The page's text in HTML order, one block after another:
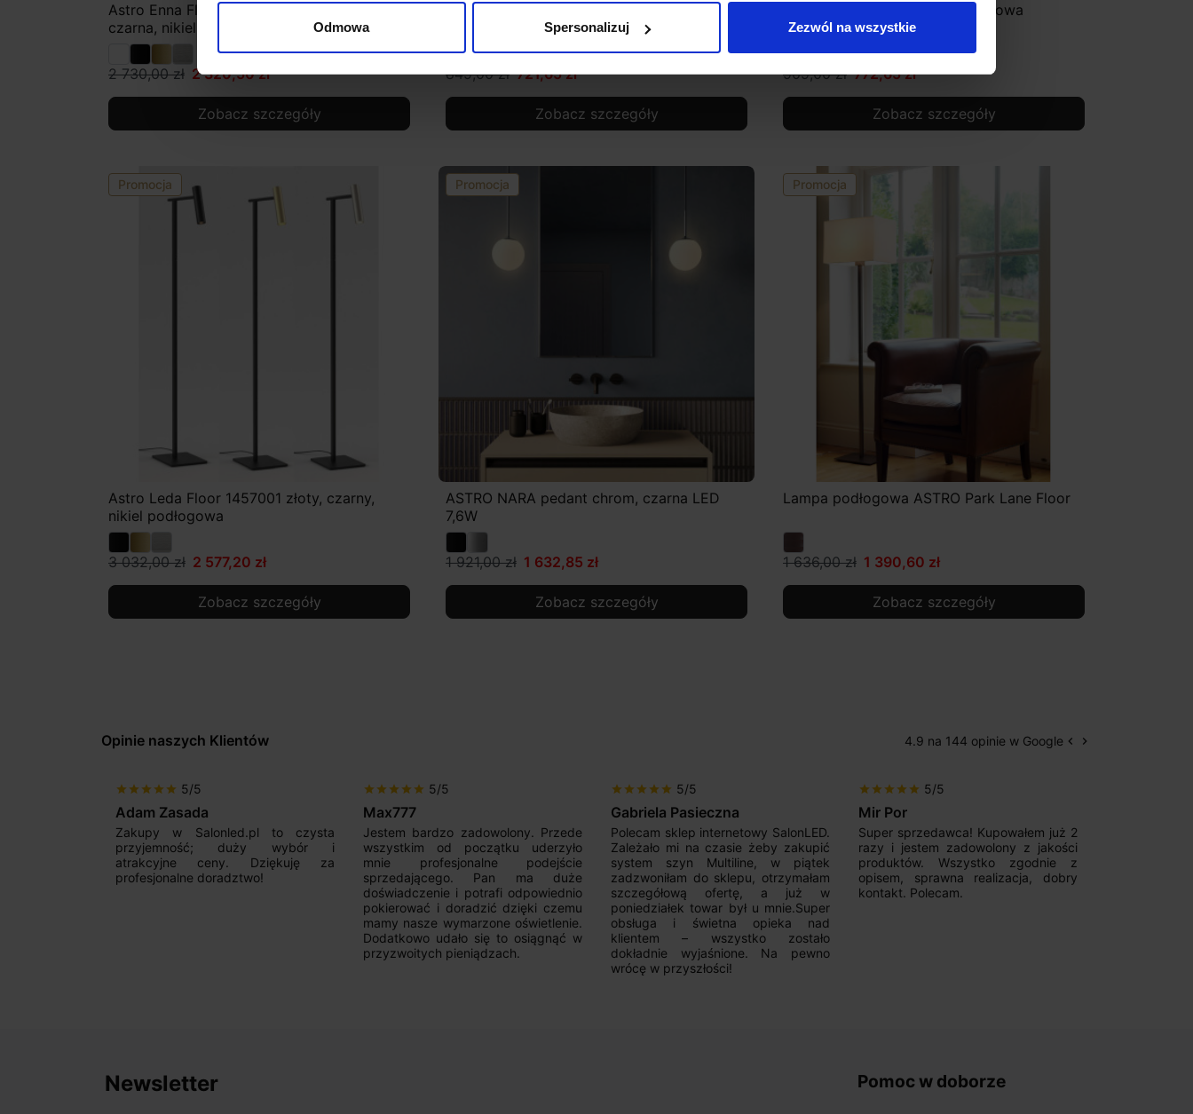
Odmowa Spersonalizuj Zezwól na wszystkie
Astro Enna Floor Lampa podłogowa biała,
czarna, nikiel, złoto
2 730,00 zł 2 320,50 zł
Zobacz szczegóły
Astro JOEL GRANDE WALL kinkiet kremowy
849,00 zł 721,65 zł
Zobacz szczegóły
ASTRO Joel Table lampka biurkowa
909,00 zł 772,65 zł
Zobacz szczegóły
Promocja
Astro Leda Floor 1457001 złoty, czarny,
nikiel podłogowa
3 032,00 zł 2 577,20 zł
Zobacz szczegóły
Promocja
ASTRO NARA pedant chrom, czarna LED
7,6W
1 921,00 zł 1 632,85 zł
Zobacz szczegóły
Promocja
Lampa podłogowa ASTRO Park Lane Floor
1 636,00 zł 1 390,60 zł
Zobacz szczegóły
Opinie naszych Klientów 4.9 na 144 opinie w Google Poprzedni
keyboard_arrow_left Następny
keyboard_arrow_right
star star star star star 5/5
Adam Zasada
Zakupy w Salonled.pl to czysta
przyjemność; duży wybór i
atrakcyjne ceny. Dziękuję za
profesjonalne doradztwo!
star star star star star 5/5
Max777
Jestem bardzo zadowolony. Przede
wszystkim od początku uderzyło
mnie profesjonalne podejście
sprzedającego. Pan ma duże
doświadczenie i potrafi odpowiednio
pokierować i doradzić dzięki czemu
mamy nasze wymarzone oświetlenie.
Dodatkowo udało się to osiągnąć w
przyzwoitych pieniądzach.
star star star star star 5/5
Gabriela Pasieczna
Polecam sklep internetowy SalonLED.
Zależało mi na czasie żeby zakupić
system szyn Multiline, w piątek
zadzwoniłam do sklepu, otrzymałam
szczegółową ofertę, a już w
poniedziałek towar był u mnie.Super
obsługa i świetna opieka nad
klientem – wszystko zostało
dokładnie wyjaśnione. Na pewno
wrócę w przyszłości!
star star star star star 5/5
Mir Por
Super sprzedawca! Kupowałem już 2
razy i jestem zadowolony z jakości
produktów. Wszystko zgodnie z
opisem, sprawna realizacja, dobry
kontakt. Polecam.
Newsletter Pomoc w doborze